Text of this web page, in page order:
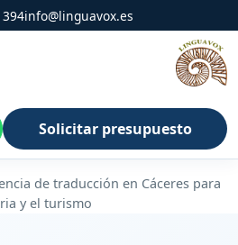
info@linguavox.es
Solicitar presupuesto
de traducción en Cáceres para
y el turismo